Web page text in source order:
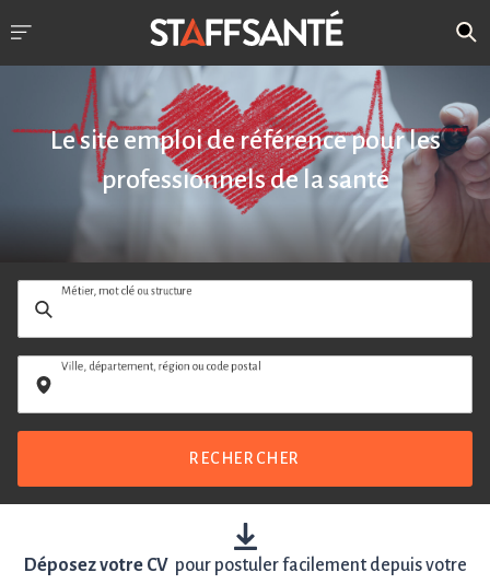
Le site emploi de référence pour les
professionnels de la santé
Métier, mot clé ou structure
Ville, département, région ou code postal
RECHERCHER
Déposez votre CVpour postuler facilement depuis votre